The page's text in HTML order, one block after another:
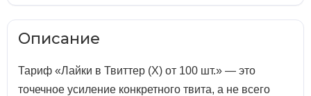
Описание
Тариф «Лайки в Твиттер (X) от 100 шт.» — это
точечное усиление конкретного твита, а не всего